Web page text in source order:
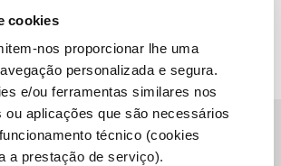
cookies
nos proporcionar lhe uma
personalizada e segura.
e/ou ferramentas similares nos
ou aplicações que são necessários
técnico (cookies
a prestação de serviço).
Fórum NOS Accessibility statement